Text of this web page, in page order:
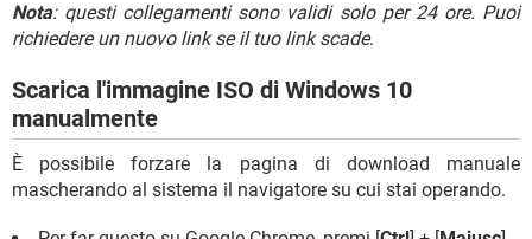
Nota: questi collegamenti sono validi solo per 24 ore. Puoi
richiedere un nuovo link se il tuo link scade.
Scarica l'immagine ISO di Windows 10
manualmente
È possibile forzare la pagina di download manuale
mascherando al sistema il navigatore su cui stai operando.